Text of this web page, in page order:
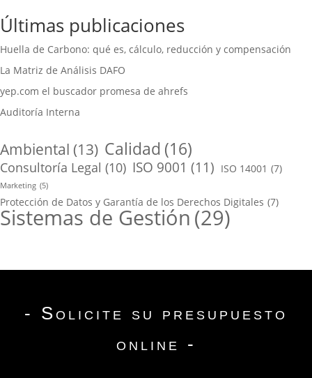
Últimas publicaciones
Huella de Carbono: qué es, cálculo, reducción y compensación
La Matriz de Análisis DAFO
yep.com el buscador promesa de ahrefs
Auditoría Interna
Ambiental (13) Calidad (16)
Consultoría Legal (10) ISO 9001 (11) ISO 14001 (7)
Marketing (5)
Protección de Datos y Garantía de los Derechos Digitales (7)
Sistemas de Gestión (29)
- Solicite su presupuesto
online -